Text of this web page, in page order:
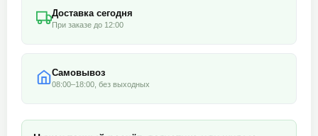
Доставка сегодня
При заказе до 12:00
Самовывоз
08:00–18:00, без выходных